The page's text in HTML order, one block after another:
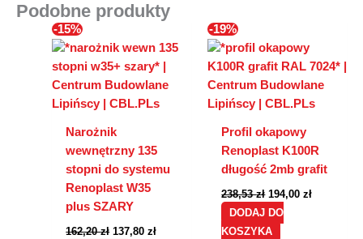
Podobne produkty
-15%
Narożnik
wewnętrzny 135
stopni do systemu
Renoplast W35
plus SZARY
162,20zł
cena
wynosiła:
162,20 zł.
137,80zł
cena
wynosi:
137,80 zł.
-19%
Profil okapowy
Renoplast K100R
długość 2mb grafit
238,53zł
cena
wynosiła:
238,53 zł.
194,00zł
194,00 zł.
DODAJ DO
KOSZYKA